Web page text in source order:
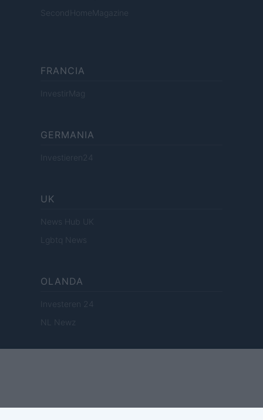
SecondHomeMagazine
FRANCIA
InvestirMag
GERMANIA
Investieren24
UK
News Hub UK
Lgbtq News
OLANDA
Investeren 24
NL Newz